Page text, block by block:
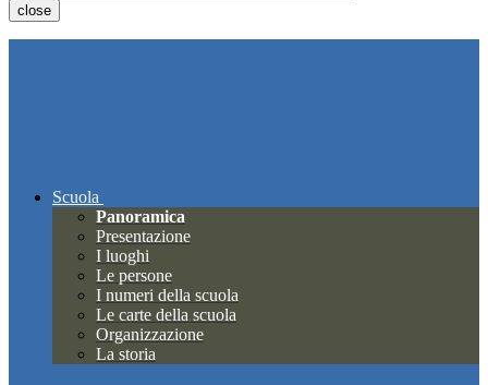
close
Scuola
Panoramica
Presentazione
I luoghi
Le persone
I numeri della scuola
Le carte della scuola
Organizzazione
La storia